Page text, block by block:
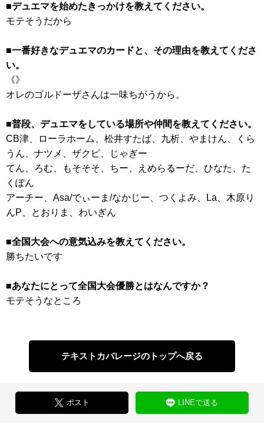
■デュエマを始めたきっかけを教えてください。
モテそうだから
■一番好きなデュエマのカードと、その理由を教えてくださ
い。
《》
オレのゴルドーザさんは一味ちがうから。
■普段、デュエマをしている場所や仲間を教えてください。
CB津、ローラホーム、松井すたば、九析、やまけん、くら
うん、ナツメ、ザクピ、じゃぎー
てん、ろむ、もそそそ、ちー、えめらるーだ、ひなた、た
くぽん
アーチー、Asa/でぃーま/なかじー、つくよみ、La、木原り
んP、とおりま、わいぎん
■全国大会への意気込みを教えてください。
勝ちたいです
■あなたにとって全国大会優勝とはなんですか？
モテそうなところ
テキストカバレージのトップへ戻る
ポスト LINEで送る